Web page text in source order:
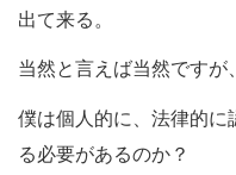
出て来る。
当然と言えば当然です
僕は個人的に、法律的
る必要があるのか？